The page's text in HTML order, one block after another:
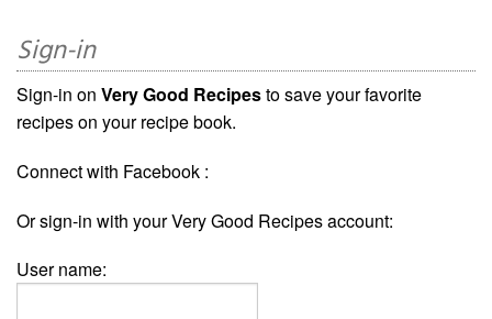
Sign-in
Sign-in on Very Good Recipesto save your favorite
recipes on your recipe book.
Connect with Facebook :
Or sign-in with your Very Good Recipes account:
User name: